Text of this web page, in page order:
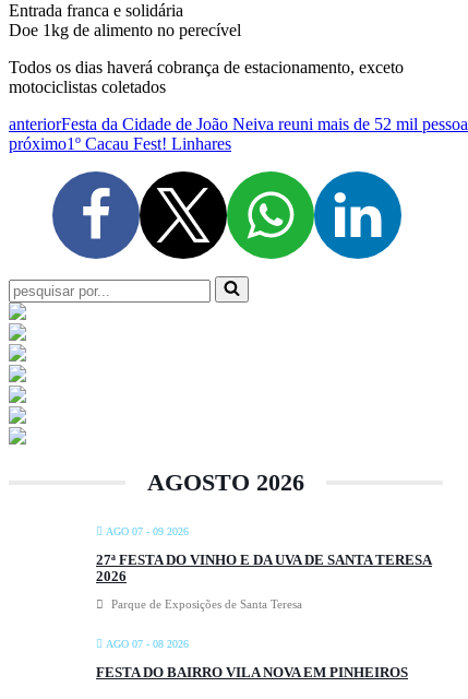
Entrada franca e solidária
Doe 1kg de alimento no perecível
Todos os dias haverá cobrança de estacionamento, exceto
motociclistas coletados
anteriorFesta da Cidade de João Neiva reuni mais de 52 mil
próximo1º Cacau Fest! Linhares
Pesquisar
por...
AGOSTO 2026
AGO 07 - 09 2026
27ª FESTA DO VINHO E DA UVA DE SANTA TERESA
2026
Parque de Exposições de Santa Teresa
AGO 07 - 08 2026
FESTA DO BAIRRO VILA NOVA EM PINHEIROS